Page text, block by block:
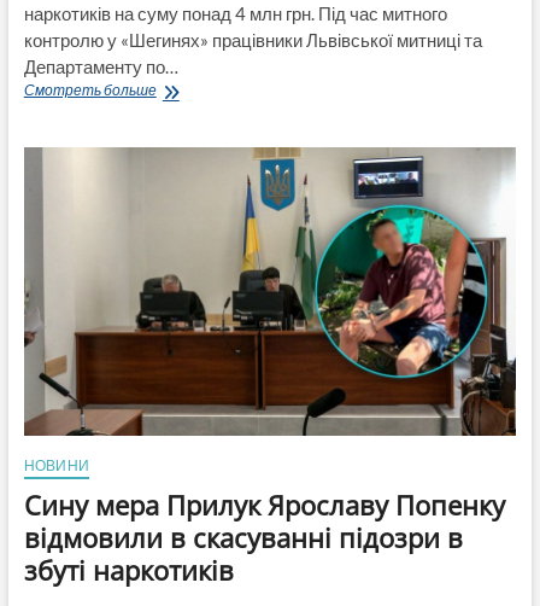
наркотиків на суму понад 4 млн грн. Під час митного
контролю у «Шегинях» працівники Львівської митниці та
Департаменту по…
Смотреть большеПонад
під
затримали
рекордну
партію
наркотичних
НОВИНИ
Сину мера Прилук Ярославу Попенку
відмовили в скасуванні підозри в
збуті наркотиків